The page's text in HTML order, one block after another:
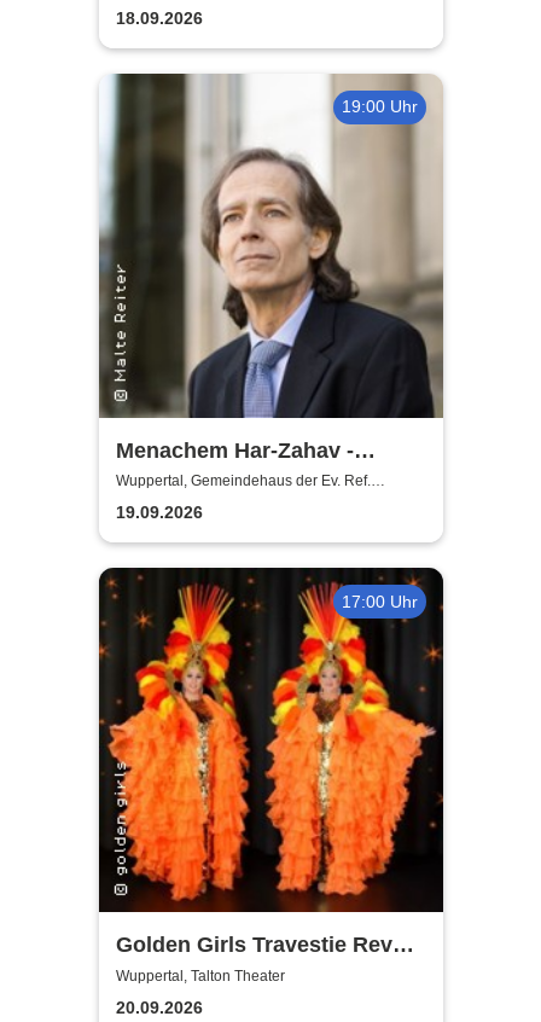
18.09.2026
19:00 Uhr
Menachem Har-Zahav -
Klassiker der romantischen
Klavierliteratur /
Meisterkonzert
Wuppertal, Gemeindehaus der Ev. Ref.
Gemeinde Ronsdorf
19.09.2026
17:00 Uhr
Golden Girls Travestie Revue
- Die neue Show: Glanzvolle
Augenblicke
Wuppertal, Talton Theater
20.09.2026